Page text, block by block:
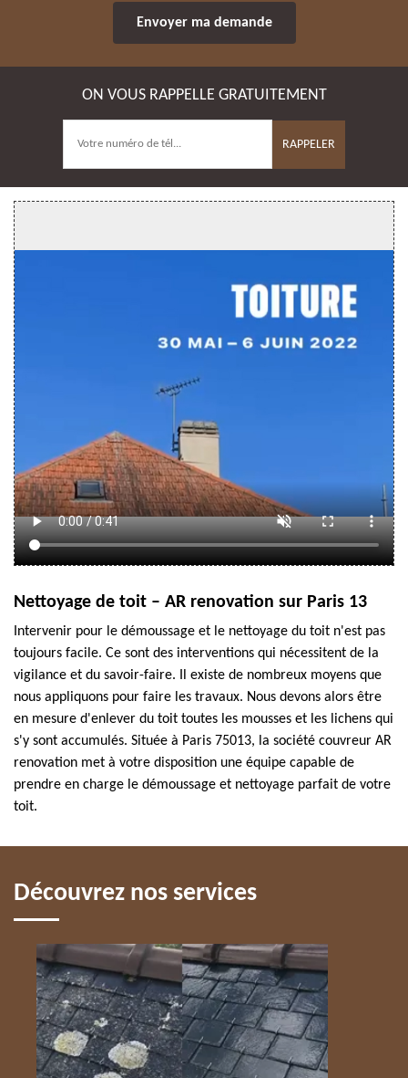
ON VOUS RAPPELLE GRATUITEMENT
Nettoyage de toit – AR renovation sur Paris 13
Intervenir pour le démoussage et le nettoyage du toit n'est pas
toujours facile. Ce sont des interventions qui nécessitent de la
vigilance et du savoir-faire. Il existe de nombreux moyens que
nous appliquons pour faire les travaux. Nous devons alors être
en mesure d'enlever du toit toutes les mousses et les lichens qui
s'y sont accumulés. Située à Paris 75013, la société couvreur AR
renovation met à votre disposition une équipe capable de
prendre en charge le démoussage et nettoyage parfait de votre
toit.
Découvrez nos services